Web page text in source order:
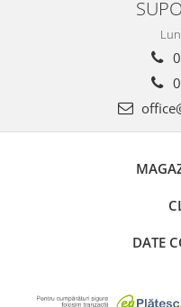
Produse Amenajare Baie
DATE